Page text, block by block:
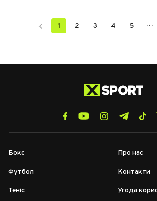
1 2 3 4 5 …
Бокс
Футбол
Теніс
Про нас
Контакти
Угода